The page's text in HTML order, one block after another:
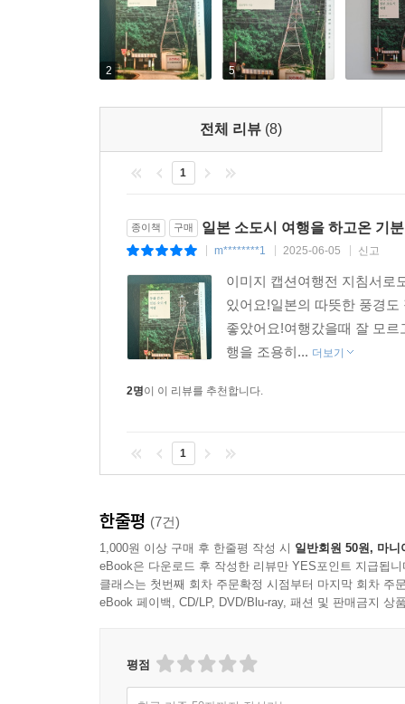
2 5
전체 리뷰 (8)
1
종이책 구매 일본 소도시 여행을 하고온 기
m********1 2025-06-05 신고
이미지 캡션여행전 지침서로
있어요!일본의 따뜻한 풍경
좋았어요!여행갔을때 잘 모
행을 조용히... 더보기
2명이 이 리뷰를 추천합니다.
1
한줄평 (7건)
1,000원 이상 구매 후 한줄평 작성 시 일반회원 50원, 마니
eBook은 다운로드 후 작성한 리뷰만 YES포인트 지급됩니
클래스는 첫번째 회차 주문확정 시점부터 마지막 회차 주
eBook 페이백, CD/LP, DVD/Blu-ray, 패션 및 판매금지 상
평점